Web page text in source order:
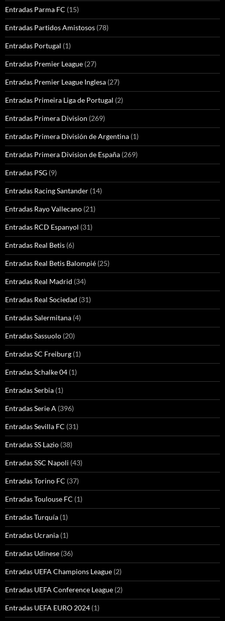
Entradas Parma FC (15)
Entradas Partidos Amistosos (78)
Entradas Portugal (1)
Entradas Premier League (27)
Entradas Premier League Inglesa (27)
Entradas Primeira Liga de Portugal (2)
Entradas Primera Division (269)
Entradas Primera División de Argentina (1)
Entradas Primera Division de España (269)
Entradas PSG (9)
Entradas Racing Santander (14)
Entradas Rayo Vallecano (21)
Entradas RCD Espanyol (31)
Entradas Real Betis (6)
Entradas Real Betis Balompié (25)
Entradas Real Madrid (34)
Entradas Real Sociedad (31)
Entradas Salermitana (4)
Entradas Sassuolo (20)
Entradas SC Freiburg (1)
Entradas Schalke 04 (1)
Entradas Serbia (1)
Entradas Serie A (396)
Entradas Sevilla FC (31)
Entradas SS Lazio (38)
Entradas SSC Napoli (43)
Entradas Torino FC (37)
Entradas Toulouse FC (1)
Entradas Turquía (1)
Entradas Ucrania (1)
Entradas Udinese (36)
Entradas UEFA Champions League (2)
Entradas UEFA Conference League (2)
Entradas UEFA EURO 2024 (1)